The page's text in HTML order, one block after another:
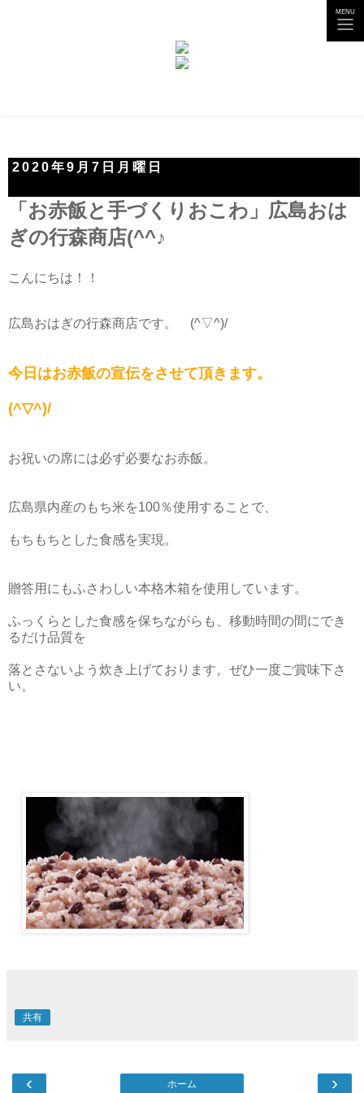
MENU
2020年9月7日月曜日
「お赤飯と手づくりおこわ」広島おは
ぎの行森商店(^^♪
こんにちは！！
広島おはぎの行森商店です。 (^▽^)/
今日はお赤飯の宣伝をさせて頂きます。
(^▽^)/
お祝いの席には必ず必要なお赤飯。
広島県内産のもち米を100％使用することで、
もちもちとした食感を実現。
贈答用にもふさわしい本格木箱を使用しています。
ふっくらとした食感を保ちながらも、移動時間の間にでき
るだけ品質を
落とさないよう炊き上げております。ぜひ一度ご賞味下さ
い。
共有
‹ ›
ホーム